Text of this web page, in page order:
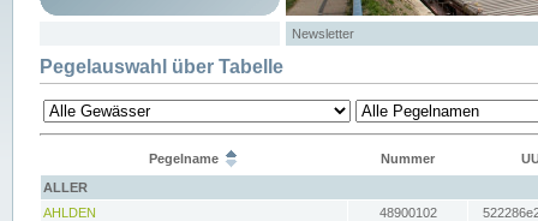
Newsletter
Pegelauswahl über Tabelle
Pegelname Nummer
ALLER
AHLDEN
48900102